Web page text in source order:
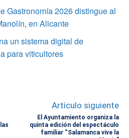
Gastronomía 2026 distingue al
en Alicante
un sistema digital de
para viticultores
Artículo siguiente
El Ayuntamiento organiza la
quinta edición del espectáculo
familiar “Salamanca vive la